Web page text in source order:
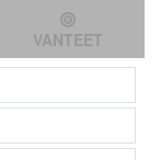
VANTEET